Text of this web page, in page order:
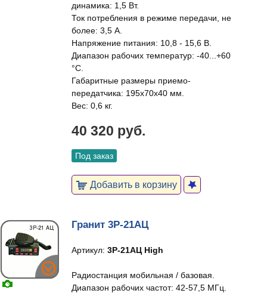
динамика: 1,5 Вт.
Ток потребления в режиме передачи, не
более: 3,5 А.
Напряжение питания: 10,8 - 15,6 В.
Диапазон рабочих температур: -40...+60
°C.
Габаритные размеры приемо-
передатчика: 195х70х40 мм.
Вес: 0,6 кг.
40 320 руб.
Под заказ
Добавить в корзину
Гранит 3Р-21АЦ
Артикул: 3Р-21АЦ High
Радиостанция мобильная / базовая.
Диапазон рабочих частот: 42-57,5 МГц.